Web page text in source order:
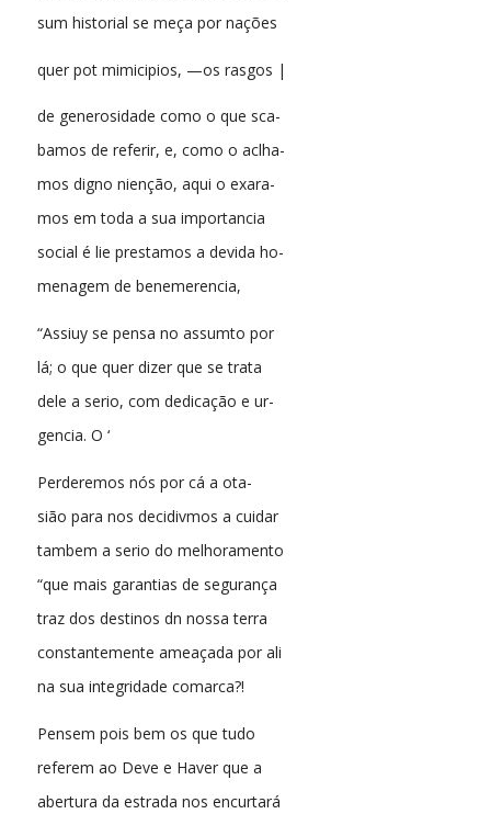
sum historial se meça por nações
quer pot mimicipios, —os rasgos |
de generosidade como o que sca-
bamos de referir, e, como o aclha-
mos digno nienção, aqui o exara-
mos em toda a sua importancia
social é lie prestamos a devida ho-
menagem de benemerencia,
“Assiuy se pensa no assumto por
lá; o que quer dizer que se trata
dele a serio, com dedicação e ur-
gencia. O ‘
Perderemos nós por cá a ota-
sião para nos decidivmos a cuidar
tambem a serio do melhoramento
“que mais garantias de segurança
traz dos destinos dn nossa terra
constantemente ameaçada por ali
na sua integridade comarca?!
Pensem pois bem os que tudo
referem ao Deve e Haver que a
abertura da estrada nos encurtará